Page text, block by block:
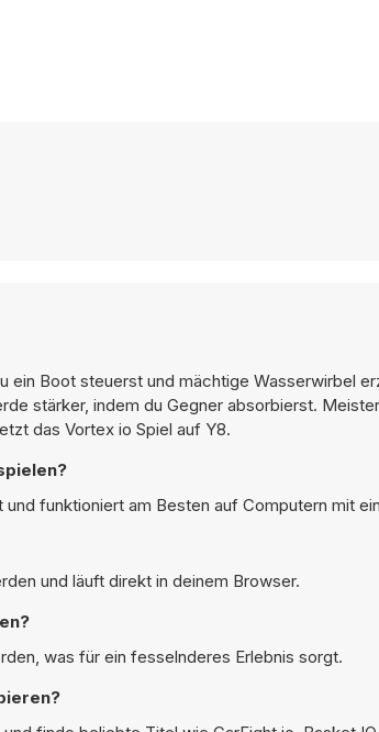
ein Boot steuerst und mächtige Wasserwirbel
stärker, indem du Gegner absorbierst.
das Vortex io Spiel auf Y8.
funktioniert am Besten auf Computern mit
und läuft direkt in deinem Browser.
was für ein fesselnderes Erlebnis sorgt.